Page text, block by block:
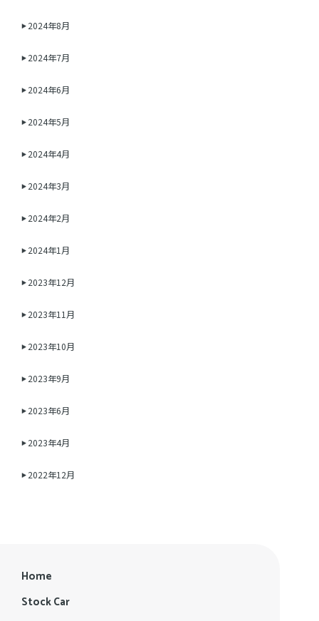
2024年8月
2024年7月
2024年6月
2024年5月
2024年4月
2024年3月
2024年2月
2024年1月
2023年12月
2023年11月
2023年10月
2023年9月
2023年6月
2023年4月
2022年12月
Home
Stock Car